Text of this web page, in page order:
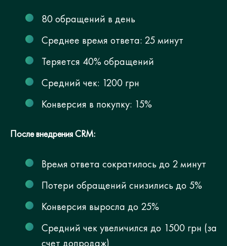
80 обращений в день
Среднее время ответа: 25 минут
Теряется 40% обращений
Средний чек: 1200 грн
Конверсия в покупку: 15%
После внедрения CRM:
Время ответа сократилось до 2 минут
Потери обращений снизились до 5%
Конверсия выросла до 25%
Средний чек увеличился до 1500 грн (за
счет допродаж)